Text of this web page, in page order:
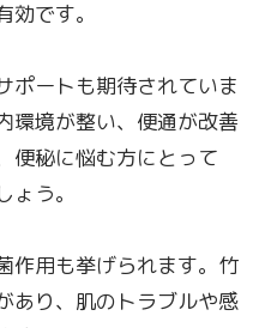
です。
ポートも期待されていま
環境が整い、便通が改善
便秘に悩む方にとって
う。
作用も挙げられます。竹
あり、肌のトラブルや感